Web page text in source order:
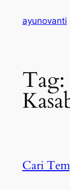
ayunovanti
Tag:
Cari